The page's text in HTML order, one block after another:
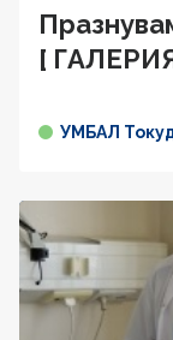
[
УМБАЛ